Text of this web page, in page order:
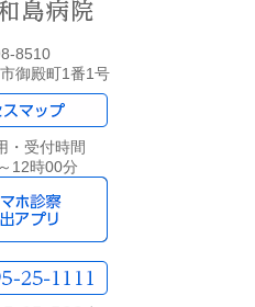
8510
御殿町1番1号
・受付時間
12時00分